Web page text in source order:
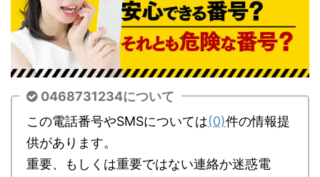
0468731234について
この電話番号やSMSについては(0)件の情報提
供があります。
重要、もしくは重要ではない連絡か迷惑電